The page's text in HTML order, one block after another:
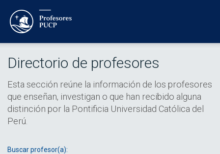
Directorio de profesores
Esta sección reúne la información de los profesores
que enseñan, investigan o que han recibido alguna
distinción por la Pontificia Universidad Católica del
Perú.
Buscar profesor(a):